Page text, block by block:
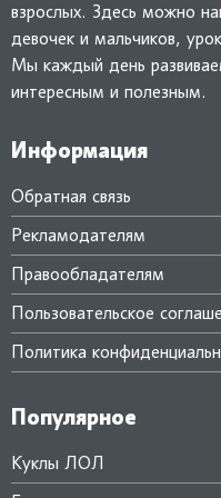
взрослых. Здесь можно
девочек и мальчиков,
Мы каждый день
интересным и полезным.
Информация
Обратная связь
Рекламодателям
Правообладателям
Пользовательское
Политика
Популярное
Куклы ЛОЛ